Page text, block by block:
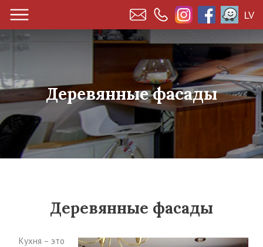
LV
Деревянные фасады
Деревянные фасады
Кухня – это